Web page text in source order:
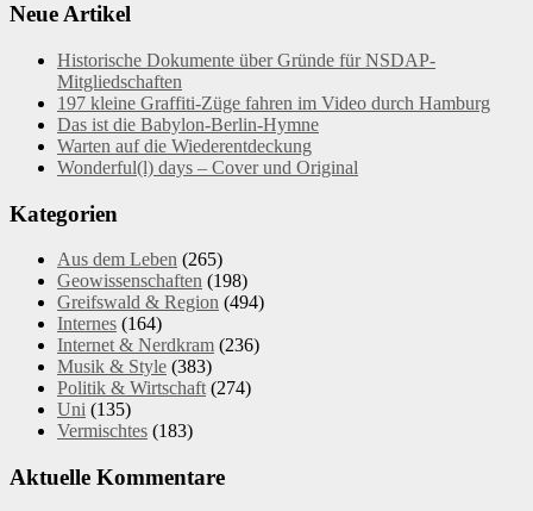
Neue Artikel
Historische Dokumente über Gründe für NSDAP-
Mitgliedschaften
197 kleine Graffiti-Züge fahren im Video durch Hamburg
Das ist die Babylon-Berlin-Hymne
Warten auf die Wiederentdeckung
Wonderful(l) days – Cover und Original
Kategorien
Aus dem Leben (265)
Geowissenschaften (198)
Greifswald & Region (494)
Internes (164)
Internet & Nerdkram (236)
Musik & Style (383)
Politik & Wirtschaft (274)
Uni (135)
Vermischtes (183)
Aktuelle Kommentare